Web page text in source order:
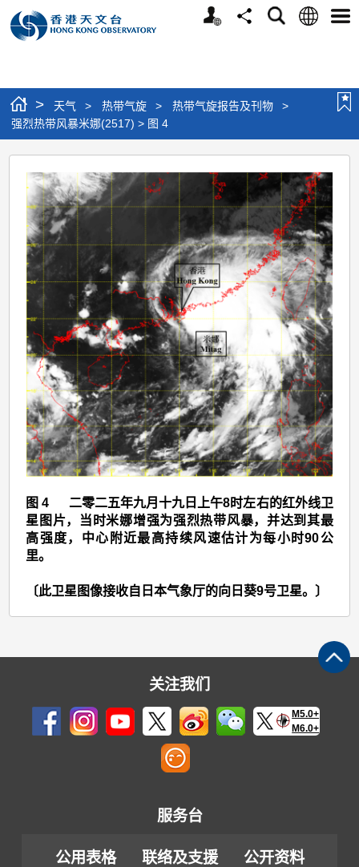
个
分
搜
语
选
> 天气 > 热带气旋 > 热带气旋报告及刊物
>
强烈热带风暴米娜(2517) > 图 4
强
烈
热
带
风
暴
米
娜
(2517)
图
图 4 二零二五年九月十九日上午8时左右的红外线卫
星图片，当时米娜增强为强烈热带风暴，并达到其最
高强度，中心附近最高持续风速估计为每小时90公
里。
〔此卫星图像接收自日本气象厅的向日葵9号卫星。〕
关注我们
M5.0+
M6.0+
服务台
公用表格 联络及支援
公开资料